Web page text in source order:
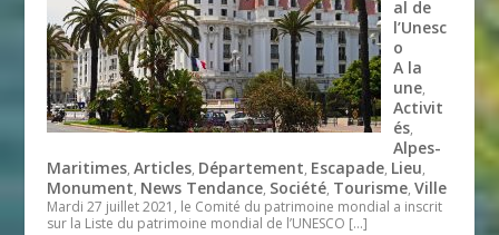
al de
l’Unesc
o
A la
une,
Activit
és,
Alpes-
Maritimes,Articles, Département, Escapade, Lieu,
Monument, News Tendance, Société, Tourisme,Ville
Mardi 27 juillet 2021, le Comité du patrimoine mondial a inscrit
sur la Liste du patrimoine mondial de l’UNESCO […]